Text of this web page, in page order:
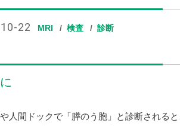
22 MRI 検査 診断
人間ドックで「膵のう胞」と診断される